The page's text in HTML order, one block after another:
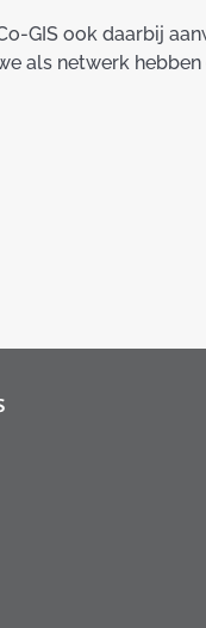
GIS ook daarbij
als netwerk